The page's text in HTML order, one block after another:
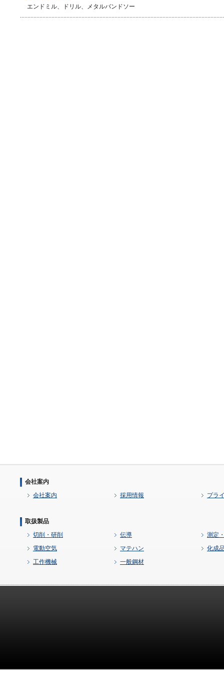
エンドミル、ドリル、メタルバンドソー
会社案内
会社案内 採用情報 プラ
取扱製品
切削・研削 伝導 測定
電動空気 マテハン 化成
工作機械 一般鋼材